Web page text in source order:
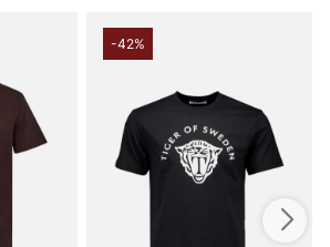
-42%